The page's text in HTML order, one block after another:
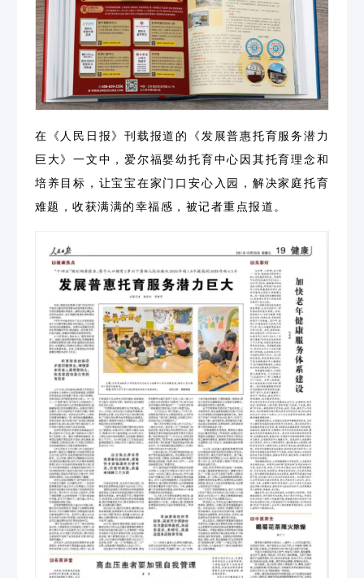
在《人民日报》刊载报道的《发展普惠托育服务潜力
巨大》一文中，爱尔福婴幼托育中心因其托育理念和
培养目标，让宝宝在家门口安心入园，解决家庭托育
难题，收获满满的幸福感，被记者重点报道。